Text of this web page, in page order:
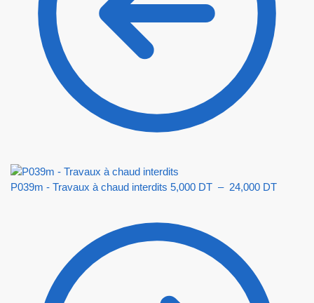
P039m - Travaux à chaud interdits 5,000 DT – 24,000 DT